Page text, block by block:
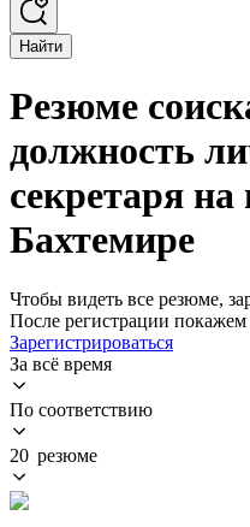
Найти
Резюме
должность
секретаря
Бахтемире
Чтобы видеть все резюме,
После регистрации
Зарегистрироваться
За всё время
По соответствию
20 резюме